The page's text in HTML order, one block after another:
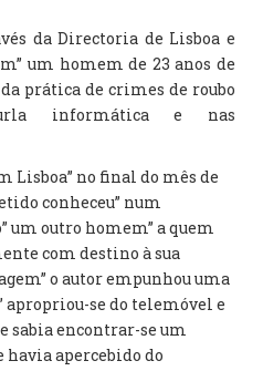
da Directoria de Lisboa e
um homem de 23 anos de
prática de crimes de roubo
informática e nas
Lisboa” no final do mês de
conheceu” num
um outro homem” a quem
com destino à sua
o autor empunhou uma
apropriou-se do telemóvel e
sabia encontrar-se um
havia apercebido do